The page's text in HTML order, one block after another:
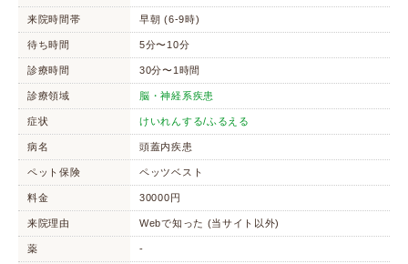
来院時間帯 早朝 (6-9時)
待ち時間 5分〜10分
診療時間 30分〜1時間
診療領域 脳・神経系疾患
症状 けいれんする/ふるえる
病名 頭蓋内疾患
ペット保険 ペッツベスト
料金 30000円
来院理由 Webで知った (当サイト以外)
薬 -